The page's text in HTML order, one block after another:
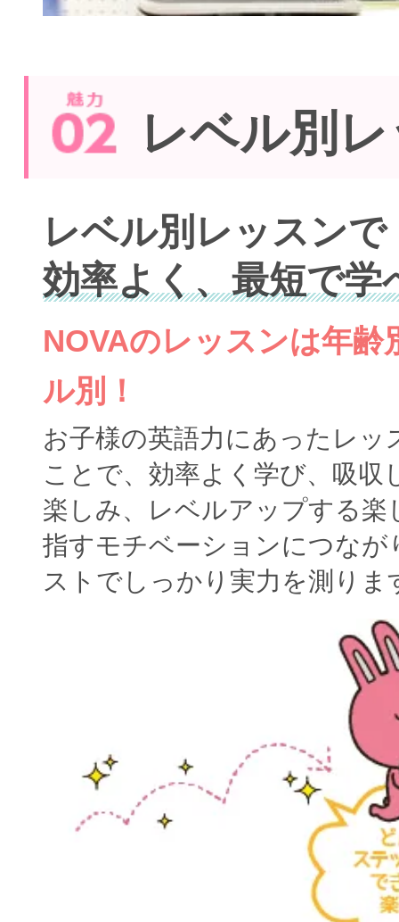
レベル別
レベル別レッスンで
効率よく、最短で学
NOVAのレッスンは年齢
ル別！
お子様の英語力にあったレッ
ことで、効率よく学び、吸収
楽しみ、レベルアップする楽
指すモチベーションにつなが
ストでしっかり実力を測りま